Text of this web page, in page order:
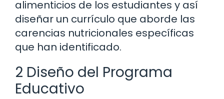
alimenticios de los estudiantes y así
diseñar un currículo que aborde las
carencias nutricionales específicas
que han identificado.
2 Diseño del Programa
Educativo